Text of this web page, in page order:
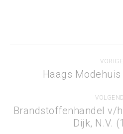
navigation
VORIGE
Haags
Next
Brandstoffenhandel v/
Dijk, N.V.